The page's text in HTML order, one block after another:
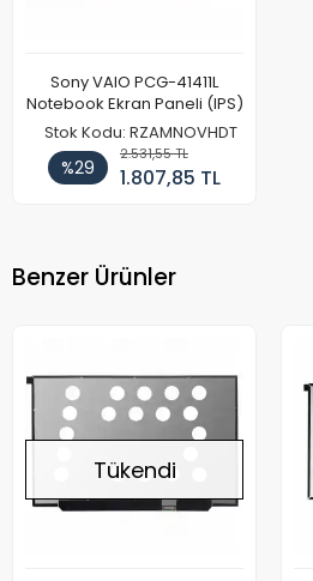
Sony VAIO PCG-41411L
Notebook Ekran Paneli (IPS)
Stok Kodu: RZAMNOVHDT
%29
2.531,55 TL
1.807,85 TL
Benzer Ürünler
Tükendi